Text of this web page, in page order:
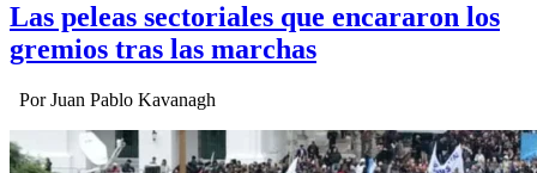
Las peleas sectoriales que encararon los
gremios tras las marchas
Por Juan Pablo Kavanagh